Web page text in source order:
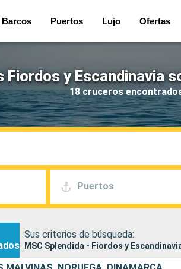
Barcos Puertos Lujo Ofertas
Fiordos y Escandinavia
18 cruceros
Puertos
Sus criterios de búsqueda:
MSC Splendida - Fiordos y